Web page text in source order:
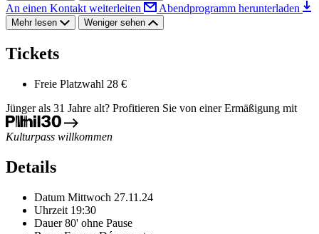
An einen Kontakt weiterleiten Abendprogramm herunterladen
Mehr lesen Weniger sehen
Tickets
Freie Platzwahl 28 €
Jünger als 31 Jahre alt? Profitieren Sie von einer Ermäßigung mit
Kulturpass willkommen
Details
Datum Mittwoch 27.11.24
Uhrzeit 19:30
Dauer 80' ohne Pause